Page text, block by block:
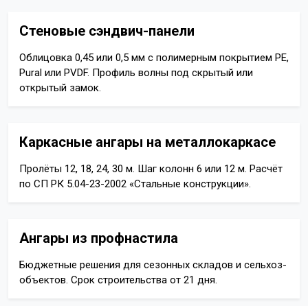
Стеновые сэндвич-панели
Облицовка 0,45 или 0,5 мм с полимерным покрытием PE,
Pural или PVDF. Профиль волны под скрытый или
открытый замок.
Каркасные ангары на металлокаркасе
Пролёты 12, 18, 24, 30 м. Шаг колонн 6 или 12 м. Расчёт
по СП РК 5.04-23-2002 «Стальные конструкции».
Ангары из профнастила
Бюджетные решения для сезонных складов и сельхоз-
объектов. Срок строительства от 21 дня.